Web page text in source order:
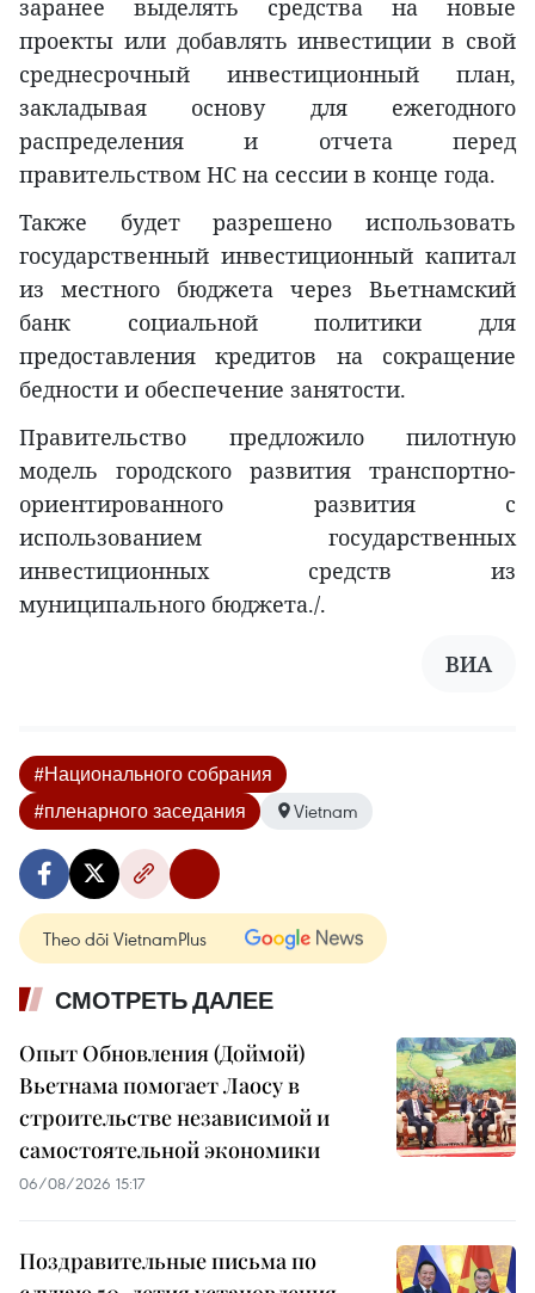
заранее выделять средства на новые
проекты или добавлять инвестиции в свой
среднесрочный инвестиционный план,
закладывая основу для ежегодного
распределения и отчета перед
правительством НС на сессии в конце года.
Также будет разрешено использовать
государственный инвестиционный капитал
из местного бюджета через Вьетнамский
банк социальной политики для
предоставления кредитов на сокращение
бедности и обеспечение занятости.
Правительство предложило пилотную
модель городского развития транспортно-
ориентированного развития с
использованием государственных
инвестиционных средств из
муниципального бюджета./.
ВИА
#Национального собрания
#пленарного заседания
Vietnam
Theo dõi VietnamPlus
СМОТРЕТЬ ДАЛЕЕ
Опыт Обновления (Доймой)
Вьетнама помогает Лаосу в
строительстве независимой и
самостоятельной экономики
06/08/2026 15:17
Поздравительные письма по